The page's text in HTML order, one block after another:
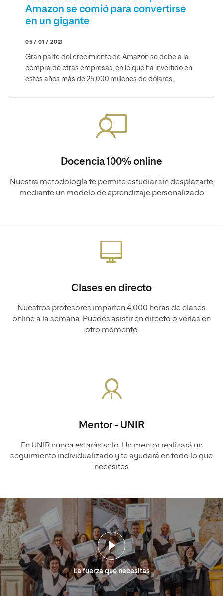
Amazon se comió para convertirse
en un gigante
05 / 01 / 2021
Gran parte del crecimiento de Amazon se debe a la
compra de otras empresas, en lo que ha invertido en
estos años más de 25.000 millones de dólares.
Docencia 100% online
Nuestra metodología te permite estudiar sin desplazarte
mediante un modelo de aprendizaje personalizado
Clases en directo
Nuestros profesores imparten 4.000 horas de clases
online a la semana. Puedes asistir en directo o verlas en
otro momento
Mentor - UNIR
En UNIR nunca estarás solo. Un mentor realizará un
seguimiento individualizado y te ayudará en todo lo que
necesites
La fuerza que necesitas